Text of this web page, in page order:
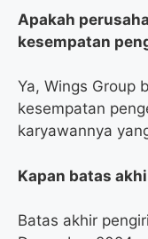
Apakah
kesempatan
Ya, Wings Group
kesempatan
karyawannya
Kapan batas
Batas akhir